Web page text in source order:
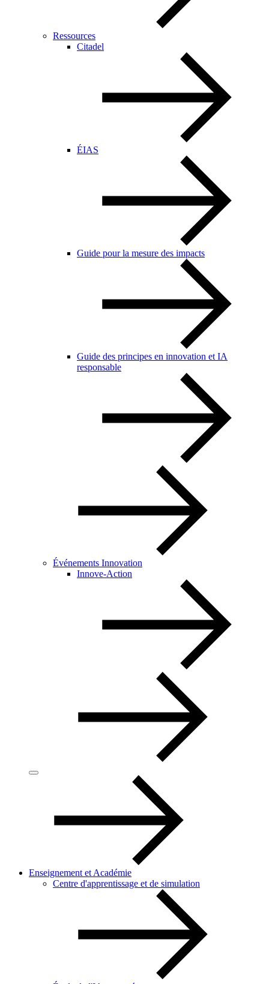
Ressources
Citadel
ÉIAS
Guide pour la mesure des impacts
Guide des principes en innovation et IA
responsable
Événements Innovation
Innove-Action
Enseignement et Académie
Centre d'apprentissage et de simulation